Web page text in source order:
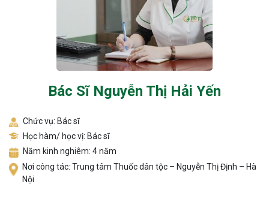
Bác Sĩ Nguyễn Thị Hải Yến
Chức vụ: Bác sĩ
Học hàm/ học vị: Bác sĩ
Năm kinh nghiêm: 4 năm
Nơi công tác: Trung tâm Thuốc dân tộc – Nguyễn Thị Định – Hà
Nội